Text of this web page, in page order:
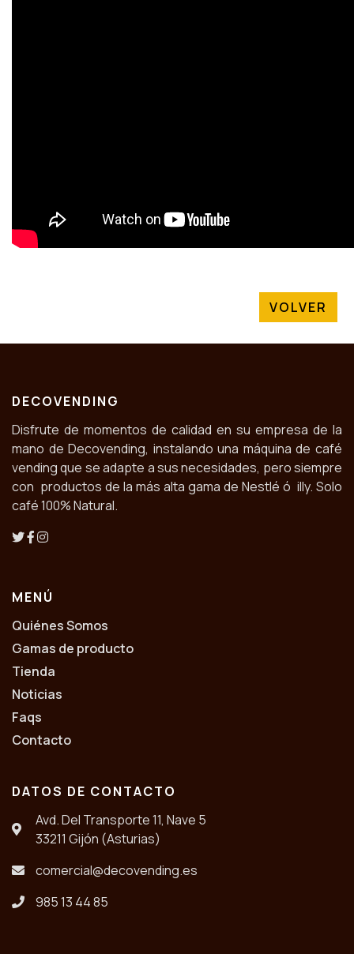
VOLVER
DECOVENDING
Disfrute de momentos de calidad en su empresa de la
mano de Decovending, instalando una máquina de café
vending que se adapte a sus necesidades, pero siempre
con productos de la más alta gama de Nestlé ó illy. Solo
café 100% Natural.
MENÚ
Quiénes Somos
Gamas de producto
Tienda
Noticias
Faqs
Contacto
DATOS DE CONTACTO
Avd. Del Transporte 11, Nave 5
33211 Gijón (Asturias)
comercial@decovending.es
985 13 44 85